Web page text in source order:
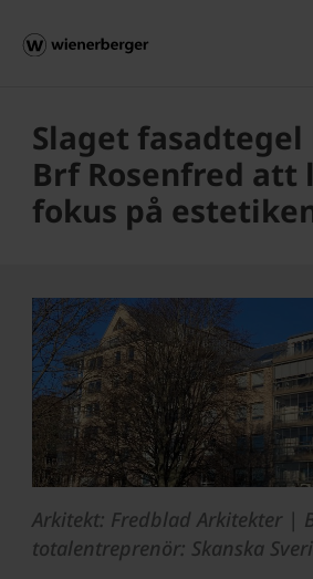
Slaget
Brf Rosenfred att
fokus på
Arkitekt: Fredblad Arkitekter |
totalentreprenör: Skanska